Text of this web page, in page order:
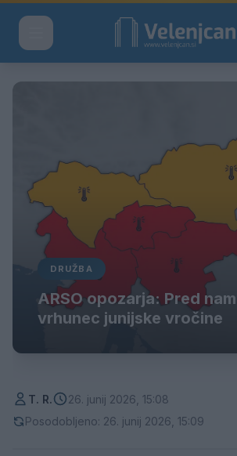
DRUŽBA
ARSO opozarja: Pred
vrhunec junijske vročine
T. R.
26. junij 2026, 15:08
Posodobljeno: 26. junij 2026, 15:09